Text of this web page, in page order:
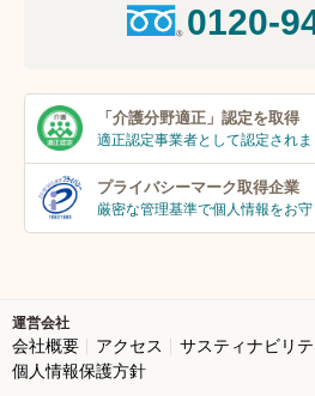
0120-
「介護分野適正」 認定を取得
適正認定事業者として認定されま
プライバシーマーク取得企業
厳密な管理基準で個人情報をお守
運営会社
会社概要 アクセス サスティナビリテ
個人情報保護方針